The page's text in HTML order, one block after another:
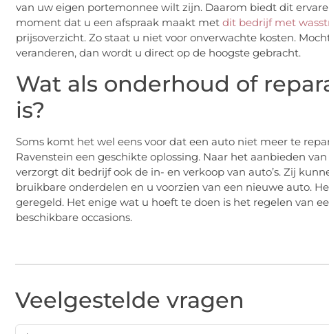
van uw eigen portemonnee wilt zijn. Daarom biedt dit
moment dat u een afspraak maakt met dit bedrijf met
prijsoverzicht. Zo staat u niet voor onverwachte kosten.
veranderen, dan wordt u direct op de hoogste gebracht.
Wat als onderhoud of
is?
Soms komt het wel eens voor dat een auto niet meer te
Ravenstein een geschikte oplossing. Naar het aanbieden
verzorgt dit bedrijf ook de in- en verkoop van auto’s. Zij
bruikbare onderdelen en u voorzien van een nieuwe auto.
geregeld. Het enige wat u hoeft te doen is het regelen van
beschikbare occasions.
Veelgestelde vragen